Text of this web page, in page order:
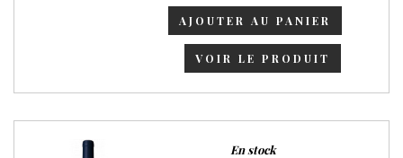
AJOUTER AU PANIER
VOIR LE PRODUIT
En stock